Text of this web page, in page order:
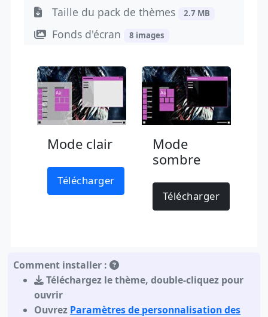
Taille du pack de thèmes 2.7 MB
Fonds d'écran 8 images
Mode clair
Télécharger
Mode
sombre
Télécharger
Comment installer :
Téléchargez le thème,double-cliquez pour
ouvrir
Ouvrez Paramètres de personnalisation des